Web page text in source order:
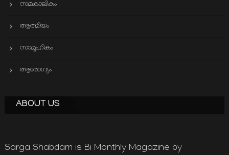
സമകാലികം
ആത്മിയം
സാമൂഹികം
ആരോഗ്യം
ABOUT US
Sarga Shabdam is Bi Monthly Magazine by